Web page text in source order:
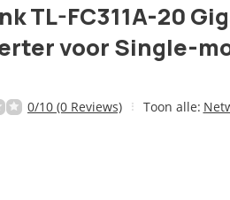
TL-FC311A-20
voor Single-
0/10 (0 Reviews) Toon alle: